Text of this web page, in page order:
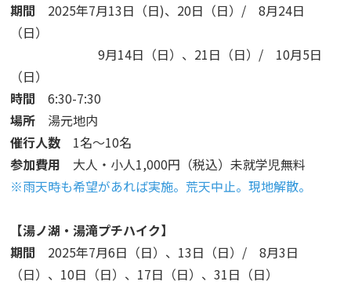
期間 2025年7月13日（日)、20日（日）/ 8月24日
（日）
9月14日（日）、21日（日）/ 10月5日
（日）
時間 6:30-7:30
場所 湯元地内
催行人数 1名～10名
参加費用 大人・小人1,000円（税込）未就学児無料
※雨天時も希望があれば実施。荒天中止。現地解散。
【湯ノ湖・湯滝プチハイク】
期間 2025年7月6日（日）、13日（日）/ 8月3日
（日）、10日（日）、17日（日）、31日（日）